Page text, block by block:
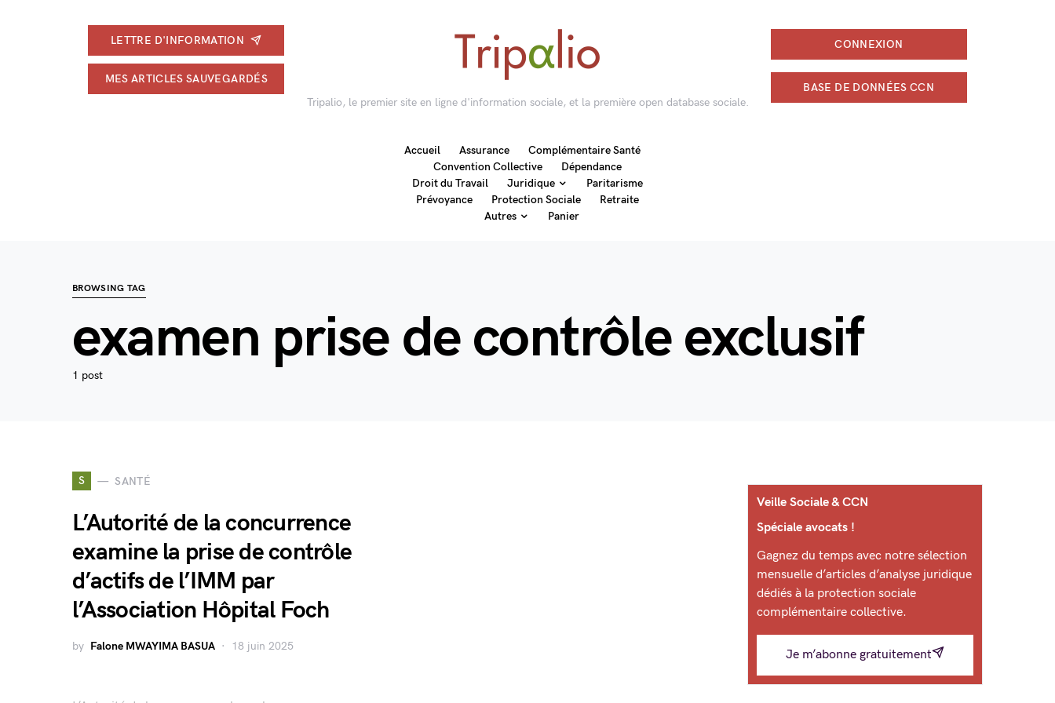
LETTRE D'INFORMATION
MES ARTICLES SAUVEGARDÉS
Tripalio, le premier site en ligne d'information sociale, et la première open database sociale.
CONNEXION
BASE DE DONNÉES CCN
Accueil Assurance
Complémentaire Santé
Convention Collective
Dépendance
Droit du Travail
Juridique
Paritarisme
Prévoyance
Protection Sociale
Retraite
Autres
Panier
BROWSING TAG
examen prise de contrôle exclusif
1 post
S SANTÉ
L’Autorité de la concurrence
examine la prise de contrôle
d’actifs de l’IMM par
l’Association Hôpital Foch
by Falone MWAYIMA BASUA 18 juin 2025
Veille Sociale & CCN
Spéciale avocats !
Gagnez du temps avec notre sélection
mensuelle d’articles d’analyse juridique
dédiés à la protection sociale
complémentaire collective.
Je m’abonne gratuitement